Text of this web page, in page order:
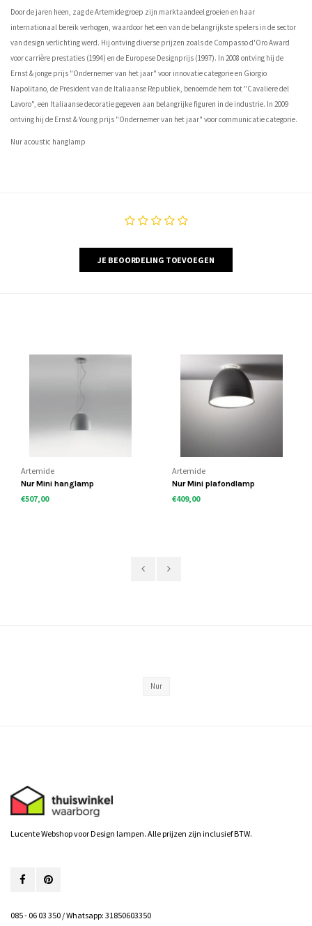
Door de jaren heen, zag de Artemide groep zijn marktaandeel groeien en haar
internationaal bereik verhogen, waardoor het een van de belangrijkste spelers in de sector
van design verlichting werd. Hij ontving diverse prijzen zoals de Compasso d'Oro Award
voor carrière prestaties (1994) en de Europese Designprijs (1997). In 2008 ontving hij de
Ernst & jonge prijs "Ondernemer van het jaar" voor innovatie categorie en Giorgio
Napolitano, de President van de Italiaanse Republiek, benoemde hem tot "Cavaliere del
Lavoro", een Italiaanse decoratie gegeven aan belangrijke figuren in de industrie. In 2009
ontving hij de Ernst & Young prijs "Ondernemer van het jaar" voor communicatie categorie.
Nur acoustic hanglamp
JE BEOORDELING TOEVOEGEN
Artemide
Nur Mini hanglamp
€507,00
Artemide
Nur Mini plafondlamp
€409,00
Nur
Lucente Webshop voor Design lampen. Alle prijzen zijn inclusief BTW.
085 - 06 03 350 / Whatsapp: 31850603350